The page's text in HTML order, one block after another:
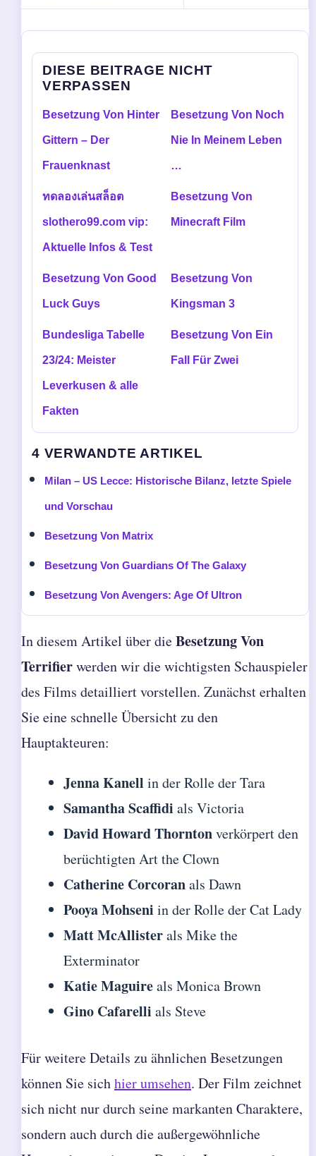
DIESE BEITRAGE NICHT
VERPASSEN
Besetzung Von Hinter
Gittern – Der
Frauenknast
Besetzung Von Noch
Nie In Meinem Leben
…
ทดลองเล่นสล็อต
slothero99.com vip:
Aktuelle Infos & Test
Besetzung Von
Minecraft Film
Besetzung Von Good
Luck Guys
Besetzung Von
Kingsman 3
Bundesliga Tabelle
23/24: Meister
Leverkusen & alle
Fakten
Besetzung Von Ein
Fall Für Zwei
4 VERWANDTE ARTIKEL
Milan – US Lecce: Historische Bilanz, letzte Spiele
und Vorschau
Besetzung Von Matrix
Besetzung Von Guardians Of The Galaxy
Besetzung Von Avengers: Age Of Ultron
In diesem Artikel über dieBesetzung Von
Terrifierwerden wir die wichtigsten Schauspieler
des Films detailliert vorstellen. Zunächst erhalten
Sie eine schnelle Übersicht zu den
Hauptakteuren:
Jenna Kanell in der Rolle der Tara
Samantha Scaffidi als Victoria
David Howard Thorntonverkörpert den
berüchtigten Art the Clown
Catherine Corcoranals Dawn
Pooya Mohseni in der Rolle der Cat Lady
Matt McAllisterals Mike the
Exterminator
Katie Maguireals Monica Brown
Gino Cafarelli als Steve
Für weitere Details zu ähnlichen Besetzungen
können Sie sichhier umsehen. Der Film zeichnet
sich nicht nur durch seine markanten Charaktere,
sondern auch durch die außergewöhnliche